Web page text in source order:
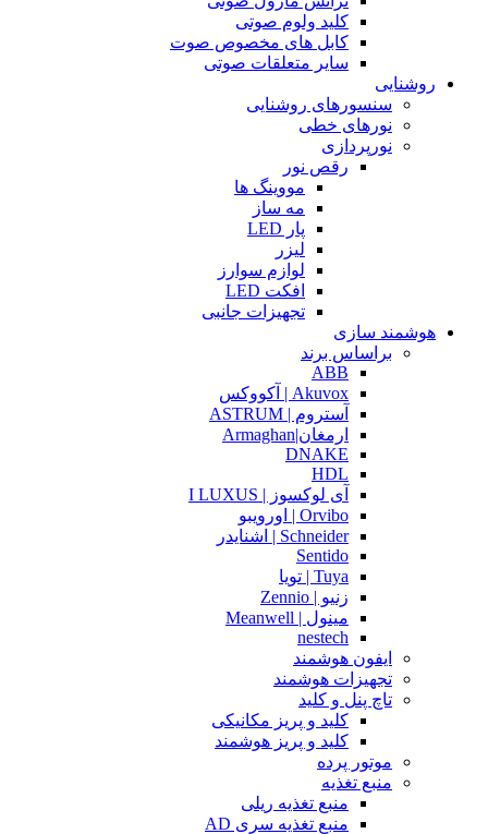
کلید ولوم صوتی
کابل های مخصوص صوت
سایر متعلقات صوتی
روشنایی
سنسورهای روشنایی
نورهای خطی
نورپردازی
رقص نور
مووینگ ها
مه ساز
پار LED
لیزر
لوازم سوارز
افکت LED
تجهیزات جانبی
هوشمند سازی
براساس برند
ABB
Akuvox | آکووکس
آستروم | ASTRUM
ارمغان|Armaghan
DNAKE
HDL
آی لوکسوز | I LUXUS
Orvibo | اورویبو
Schneider | اشنایدر
Sentido
Tuya | تویا
زنیو | Zennio
مینول | Meanwell
nestech
ایفون هوشمند
تجهیزات هوشمند
تاچ پنل و کلید
کلید و پریز مکانیکی
کلید و پریز هوشمند
موتور پرده
منبع تغذیه
منبع تغذیه ریلی
منبع تغذیه سری AD